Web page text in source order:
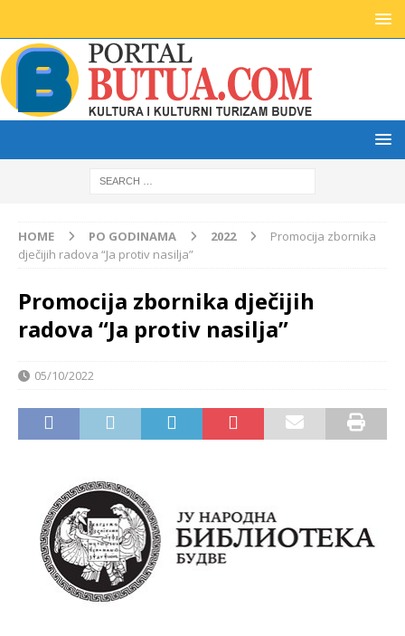
HOME PO GODINAMA 2022
Promocija zbornika
dječijih radova “Ja protiv nasilja”
Promocija zbornika dječijih
radova “Ja protiv nasilja”
05/10/2022